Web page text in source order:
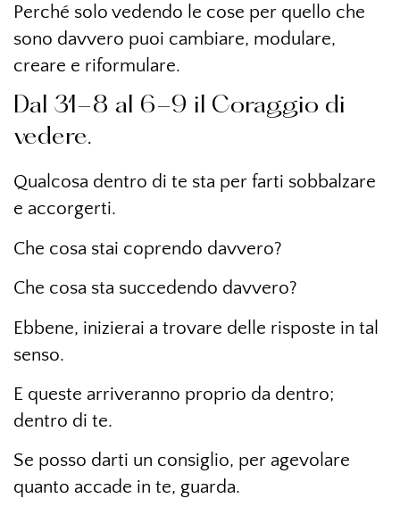
Perché solo vedendo le cose per quello che
sono davvero puoi cambiare, modulare,
creare e riformulare.
Dal 31-8 al 6-9 il Coraggio di
vedere.
Qualcosa dentro di te sta per farti sobbalzare
e accorgerti.
Che cosa stai coprendo davvero?
Che cosa sta succedendo davvero?
Ebbene, inizierai a trovare delle risposte in tal
senso.
E queste arriveranno proprio da dentro;
dentro di te.
Se posso darti un consiglio, per agevolare
quanto accade in te, guarda.